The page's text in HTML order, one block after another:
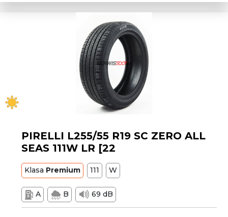
PIRELLI L255/55 R19 SC ZERO ALL
SEAS 111W LR [22
Klasa Premium 111 W
A B 69 dB